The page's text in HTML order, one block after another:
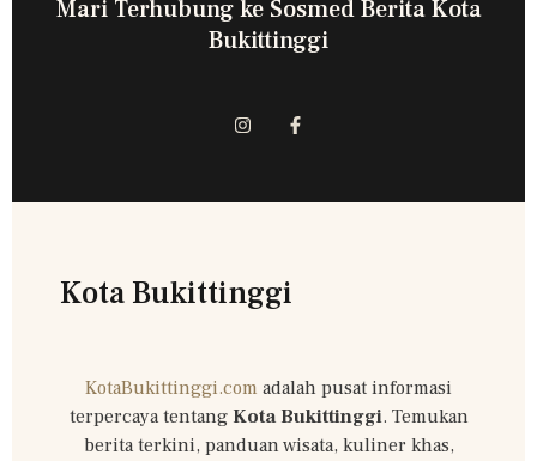
Mari Terhubung ke Sosmed Berita Kota
Bukittinggi
Kota Bukittinggi
KotaBukittinggi.com adalah pusat informasi
terpercaya tentang Kota Bukittinggi. Temukan
berita terkini, panduan wisata, kuliner khas,